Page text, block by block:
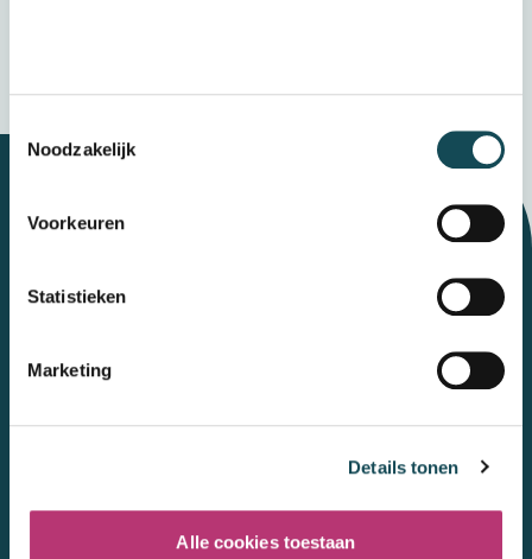
Noodzakelijk
Voorkeuren
Statistieken
Marketing
Details tonen
Alle cookies toestaan
werkenbij@mentalcaregroup.nl